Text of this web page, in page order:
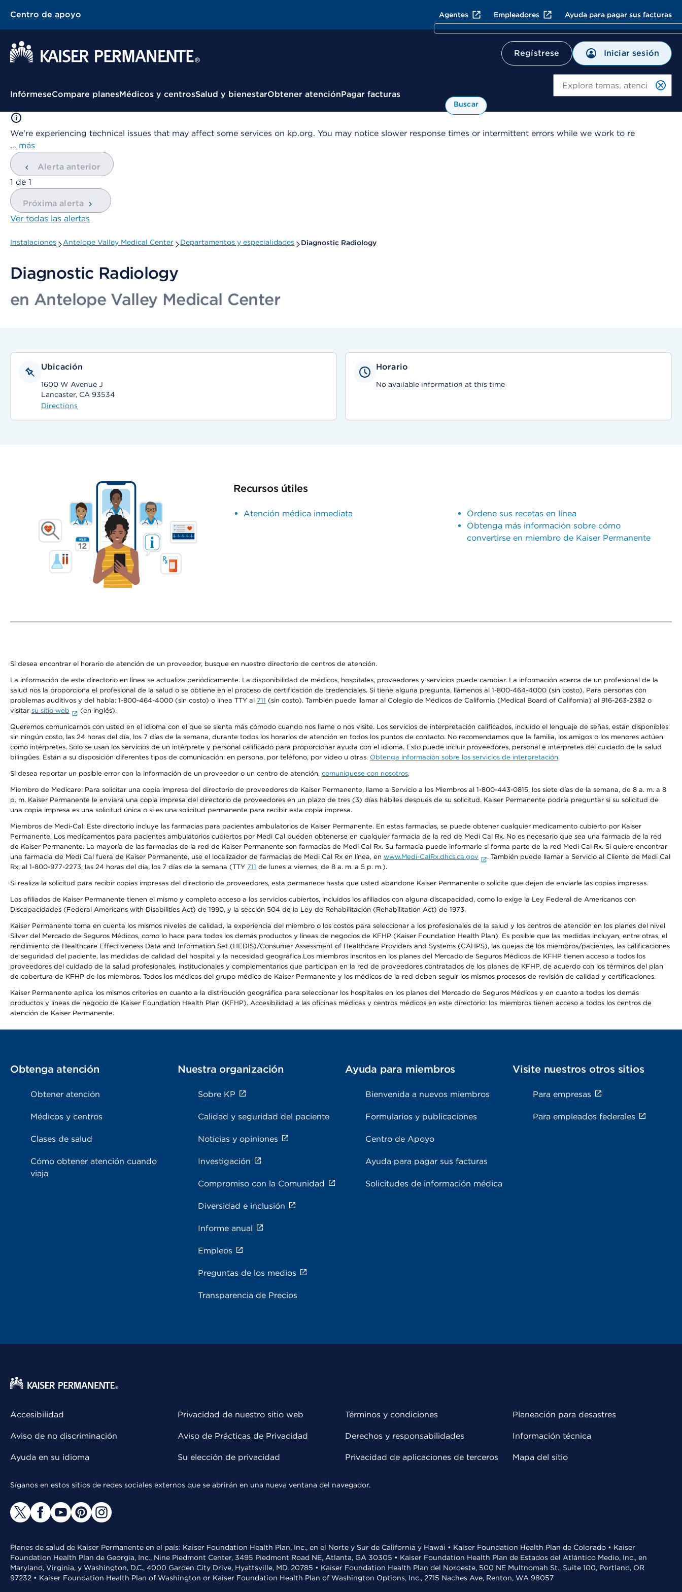
Centro de apoyo Agentes Empleadores Ayuda para pagar sus facturas
Regístrese Iniciar sesión
Menú contextual
InfórmeseCompare planesMédicos y centrosSalud y bienestarObtener atenciónPagar facturas
Buscar
We're experiencing technical issues that may affect some services on kp.org. You may notice slower response times or intermittent errors while we work to re
… más
Alerta anterior
mostrando
1 de 1
Próxima alerta
Ver todas las alertas
Instalaciones Antelope Valley Medical Center Departamentos y especialidades Diagnostic Radiology
Diagnostic Radiology
en Antelope Valley Medical Center
Ubicación
1600 W Avenue J
Lancaster, CA 93534
Directions
Horario
No available information at this time
Recursos útiles
Atención médica inmediata
Ordene sus recetas en línea
Obtenga más información sobre cómo
convertirse en miembro de Kaiser Permanente
Si desea encontrar el horario de atención de un proveedor, busque en nuestro directorio de centros de atención.
La información de este directorio en línea se actualiza periódicamente. La disponibilidad de médicos, hospitales, proveedores y servicios puede cambiar. La información acerca de un profesional de la
salud nos la proporciona el profesional de la salud o se obtiene en el proceso de certificación de credenciales. Si tiene alguna pregunta, llámenos al 1-800-464-4000 (sin costo). Para personas con
problemas auditivos y del habla: 1-800-464-4000 (sin costo) o línea TTY al 711 (sin costo). También puede llamar al Colegio de Médicos de California (Medical Board of California) al 916-263-2382 o
visitar su sitio web (en inglés).
Queremos comunicarnos con usted en el idioma con el que se sienta más cómodo cuando nos llame o nos visite. Los servicios de interpretación calificados, incluido el lenguaje de señas, están disponibles
sin ningún costo, las 24 horas del día, los 7 días de la semana, durante todos los horarios de atención en todos los puntos de contacto. No recomendamos que la familia, los amigos o los menores actúen
como intérpretes. Solo se usan los servicios de un intérprete y personal calificado para proporcionar ayuda con el idioma. Esto puede incluir proveedores, personal e intérpretes del cuidado de la salud
bilingües. Están a su disposición diferentes tipos de comunicación: en persona, por teléfono, por video u otras. Obtenga información sobre los servicios de interpretación.
Si desea reportar un posible error con la información de un proveedor o un centro de atención, comuníquese con nosotros.
Miembro de Medicare: Para solicitar una copia impresa del directorio de proveedores de Kaiser Permanente, llame a Servicio a los Miembros al 1-800-443-0815, los siete días de la semana, de 8 a. m. a 8
p. m. Kaiser Permanente le enviará una copia impresa del directorio de proveedores en un plazo de tres (3) días hábiles después de su solicitud. Kaiser Permanente podría preguntar si su solicitud de
una copia impresa es una solicitud única o si es una solicitud permanente para recibir esta copia impresa.
Miembros de Medi-Cal: Este directorio incluye las farmacias para pacientes ambulatorios de Kaiser Permanente. En estas farmacias, se puede obtener cualquier medicamento cubierto por Kaiser
Permanente. Los medicamentos para pacientes ambulatorios cubiertos por Medi Cal pueden obtenerse en cualquier farmacia de la red de Medi Cal Rx. No es necesario que sea una farmacia de la red
de Kaiser Permanente. La mayoría de las farmacias de la red de Kaiser Permanente son farmacias de Medi Cal Rx. Su farmacia puede informarle si forma parte de la red Medi Cal Rx. Si quiere encontrar
una farmacia de Medi Cal fuera de Kaiser Permanente, use el localizador de farmacias de Medi Cal Rx en línea, en www.Medi-CalRx.dhcs.ca.gov
. También puede llamar a Servicio al Cliente de Medi Cal
Rx, al 1-800-977-2273, las 24 horas del día, los 7 días de la semana (TTY 711 de lunes a viernes, de 8 a. m. a 5 p. m.).
Si realiza la solicitud para recibir copias impresas del directorio de proveedores, esta permanece hasta que usted abandone Kaiser Permanente o solicite que dejen de enviarle las copias impresas.
Los afiliados de Kaiser Permanente tienen el mismo y completo acceso a los servicios cubiertos, incluidos los afiliados con alguna discapacidad, como lo exige la Ley Federal de Americanos con
Discapacidades (Federal Americans with Disabilities Act) de 1990, y la sección 504 de la Ley de Rehabilitación (Rehabilitation Act) de 1973.
Kaiser Permanente toma en cuenta los mismos niveles de calidad, la experiencia del miembro o los costos para seleccionar a los profesionales de la salud y los centros de atención en los planes del nivel
Silver del Mercado de Seguros Médicos, como lo hace para todos los demás productos y líneas de negocios de KFHP (Kaiser Foundation Health Plan). Es posible que las medidas incluyan, entre otras, el
rendimiento de Healthcare Effectiveness Data and Information Set (HEDIS)/Consumer Assessment of Healthcare Providers and Systems (CAHPS), las quejas de los miembros/pacientes, las calificaciones
de seguridad del paciente, las medidas de calidad del hospital y la necesidad geográfica.Los miembros inscritos en los planes del Mercado de Seguros Médicos de KFHP tienen acceso a todos los
proveedores del cuidado de la salud profesionales, institucionales y complementarios que participan en la red de proveedores contratados de los planes de KFHP, de acuerdo con los términos del plan
de cobertura de KFHP de los miembros. Todos los médicos del grupo médico de Kaiser Permanente y los médicos de la red deben seguir los mismos procesos de revisión de calidad y certificaciones.
Kaiser Permanente aplica los mismos criterios en cuanto a la distribución geográfica para seleccionar los hospitales en los planes del Mercado de Seguros Médicos y en cuanto a todos los demás
productos y líneas de negocio de Kaiser Foundation Health Plan (KFHP). Accesibilidad a las oficinas médicas y centros médicos en este directorio: los miembros tienen acceso a todos los centros de
atención de Kaiser Permanente.
Obtenga atención
Obtener atención
Médicos y centros
Clases de salud
Cómo obtener atención cuando
viaja
Nuestra organización
Sobre KP
Calidad y seguridad del paciente
Noticias y opiniones
Investigación
Compromiso con la Comunidad
Diversidad e inclusión
Informe anual
Empleos
Preguntas de los medios
Transparencia de Precios
Ayuda para miembros
Bienvenida a nuevos miembros
Formularios y publicaciones
Centro de Apoyo
Ayuda para pagar sus facturas
Solicitudes de información médica
Visite nuestros otros sitios
Para empresas
Para empleados federales
Accesibilidad
Aviso de no discriminación
Ayuda en su idioma
Privacidad de nuestro sitio web
Aviso de Prácticas de Privacidad
Su elección de privacidad
Términos y condiciones
Derechos y responsabilidades
Privacidad de aplicaciones de terceros
Planeación para desastres
Información técnica
Mapa del sitio
Síganos en estos sitios de redes sociales externos que se abrirán en una nueva ventana del navegador.
Planes de salud de Kaiser Permanente en el país: Kaiser Foundation Health Plan, Inc., en el Norte y Sur de California y Hawái • Kaiser Foundation Health Plan de Colorado • Kaiser
Foundation Health Plan de Georgia, Inc., Nine Piedmont Center, 3495 Piedmont Road NE, Atlanta, GA 30305 • Kaiser Foundation Health Plan de Estados del Atlántico Medio, Inc., en
Maryland, Virginia, y Washington, D.C., 4000 Garden City Drive, Hyattsville, MD, 20785 • Kaiser Foundation Health Plan del Noroeste, 500 NE Multnomah St., Suite 100, Portland, OR
97232 • Kaiser Foundation Health Plan of Washington or Kaiser Foundation Health Plan of Washington Options, Inc., 2715 Naches Ave, Renton, WA 98057